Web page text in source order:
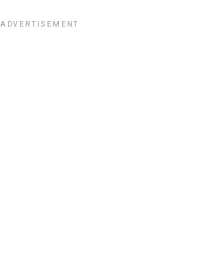
ADVERTISEMENT